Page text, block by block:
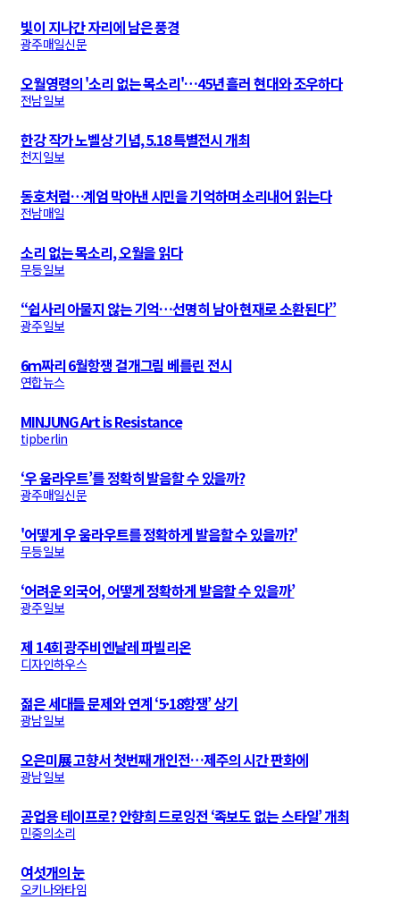
빛이 지나간 자리에 남은 풍경
광주매일신문
오월영령의 '소리 없는 목소리'…45년 흘러 현대와 조우하다
전남일보
한강 작가 노벨상 기념, 5.18 특별전시 개최
천지일보
동호처럼…계엄 막아낸 시민을 기억하며 소리내어 읽는다
전남매일
소리 없는 목소리, 오월을 읽다
무등일보
“쉽사리 아물지 않는 기억…선명히 남아 현재로 소환된다”
광주일보
6ｍ짜리 6월항쟁 걸개그림 베를린 전시
연합뉴스
MINJUNG Art is Resistance
tipberlin
‘우 움라우트’를 정확히 발음할 수 있을까?
광주매일신문
'어떻게 우 움라우트를 정확하게 발음할 수 있을까?'
무등일보
‘어려운 외국어, 어떻게 정확하게 발음할 수 있을까’
광주일보
제 14회 광주비엔날레 파빌리온
디자인하우스
젊은 세대들 문제와 연계 ‘5·18항쟁’ 상기
광남일보
오은미展 고향서 첫번째 개인전…제주의 시간 판화에
광남일보
공업용 테이프로? 안향희 드로잉전 ‘족보도 없는 스타일’ 개최
민중의소리
여섯개의 눈
오키나와타임